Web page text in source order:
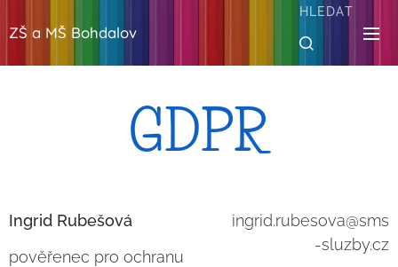
ZŠ a MŠ Bohdalov
HLEDAT
GDPR
Ingrid Rubešová
pověřenec pro ochranu
ingrid.rubesova@sms
-sluzby.cz